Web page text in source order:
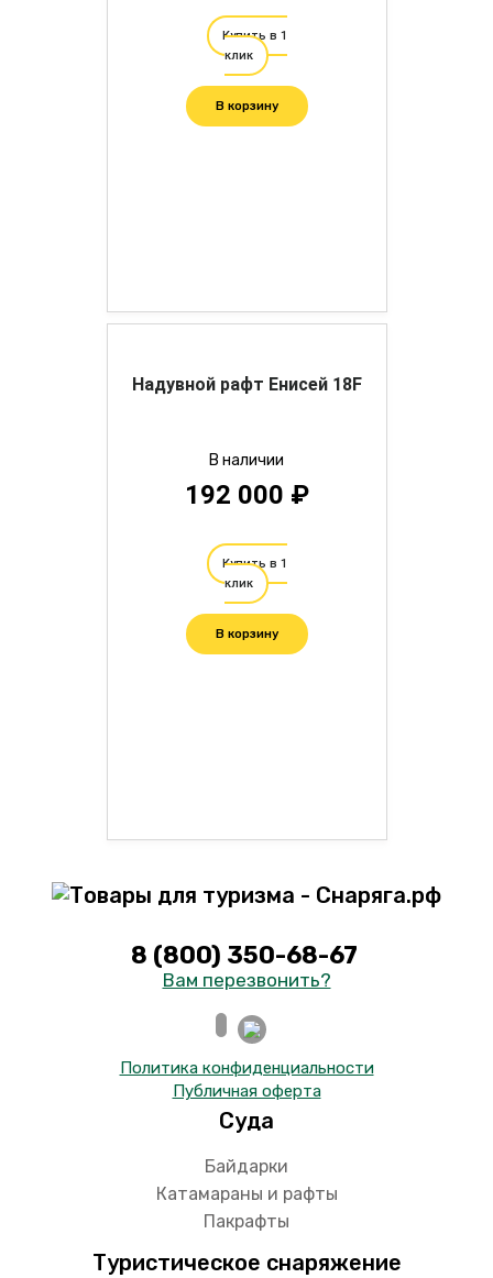
Купить в 1
клик
В корзину
Надувной рафт Енисей 18F
В наличии
192 000 ₽
Купить в 1
клик
В корзину
8 (800) 350-68-67
Вам перезвонить?
Политика конфиденциальности
Публичная оферта
Суда
Байдарки
Катамараны и рафты
Пакрафты
Туристическое снаряжение